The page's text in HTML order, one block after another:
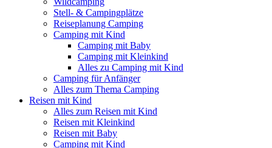
Stell- & Campingplätze
Reiseplanung Camping
Camping mit Kind
Camping mit Baby
Camping mit Kleinkind
Alles zu Camping mit Kind
Camping für Anfänger
Alles zum Thema Camping
Reisen mit Kind
Alles zum Reisen mit Kind
Reisen mit Kleinkind
Reisen mit Baby
Camping mit Kind